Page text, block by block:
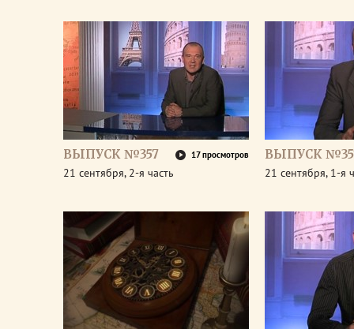
ВЫПУСК №357 17 просмотров
21 сентября, 2-я часть
ВЫПУСК
21 сентября, 1-я